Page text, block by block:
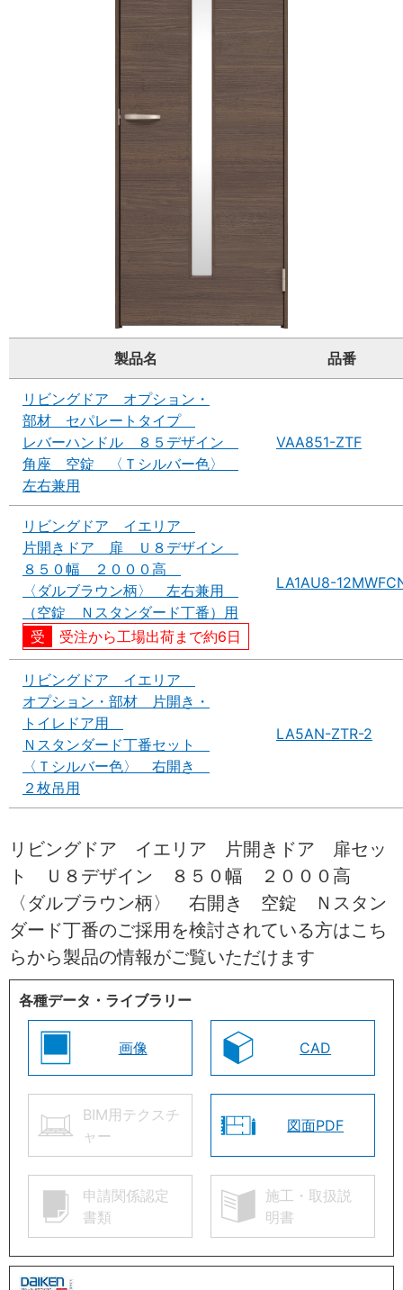
製品名 品番
リビングドア オプション・
部材 セパレートタイプ
レバーハンドル ８５デザイン
角座 空錠 〈Ｔシルバー色〉
左右兼用
VAA851-ZTF
リビングドア イエリア
片開きドア 扉 Ｕ８デザイン
８５０幅 ２０００高
〈ダルブラウン柄〉 左右兼用
（空錠 Ｎスタンダード丁番）用
受注から工場出荷まで約6日
LA1AU8-
リビングドア イエリア
オプション・部材 片開き・
トイレドア用
Ｎスタンダード丁番セット
〈Ｔシルバー色〉 右開き
２枚吊用
LA5AN-ZTR-2
リビングドア イエリア 片開きドア 扉セッ
ト Ｕ８デザイン ８５０幅 ２０００高
〈ダルブラウン柄〉 右開き 空錠 Ｎスタン
ダード丁番のご採用を検討されている方はこち
らから製品の情報がご覧いただけます
各種データ・ライブラリー
画像 CAD
BIM用テクスチ
ャー
図面PDF
申請関係認定
書類
施工・取扱説
明書